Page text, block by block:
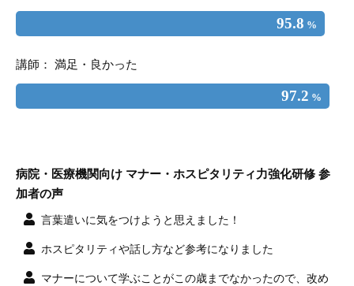
95.8 %
講師： 満足・良かった
97.2 %
病院・医療機関向け マナー・ホスピタリティ力強化研修 参
加者の声
言葉遣いに気をつけようと思えました！
ホスピタリティや話し方など参考になりました
マナーについて学ぶことがこの歳までなかったので、改め